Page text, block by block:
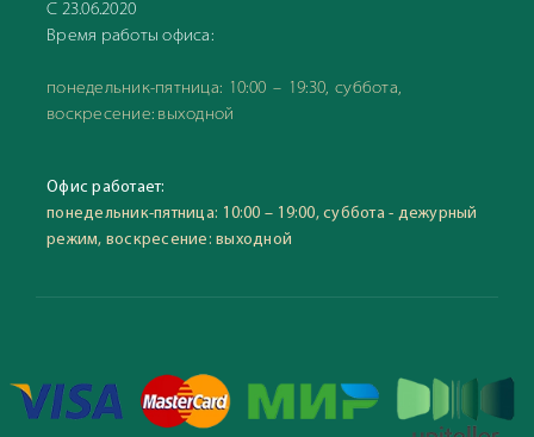
С 23.06.2020
Время работы офиса:
понедельник-пятница: 10:00 – 19:30, суббота,
воскресение: выходной
Офис работает:
понедельник-пятница: 10:00 – 19:00, суббота - дежурный
режим, воскресение: выходной